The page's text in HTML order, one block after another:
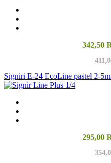
342,50
Signiri E-24 EcoLine pastel 2-
295,00